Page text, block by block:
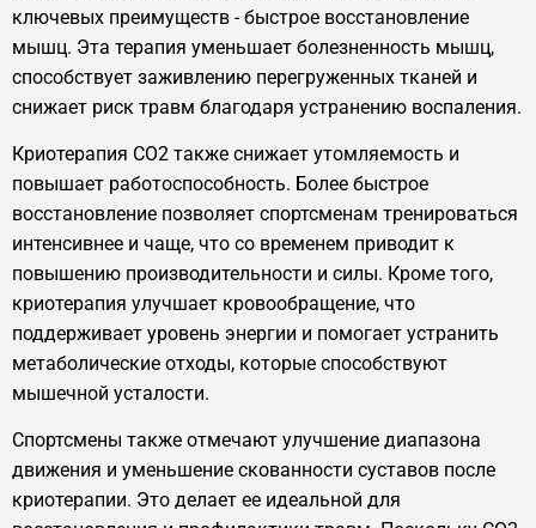
ключевых преимуществ - быстрое восстановление
мышц. Эта терапия уменьшает болезненность мышц,
способствует заживлению перегруженных тканей и
снижает риск травм благодаря устранению воспаления.
Криотерапия CO2 также снижает утомляемость и
повышает работоспособность. Более быстрое
восстановление позволяет спортсменам тренироваться
интенсивнее и чаще, что со временем приводит к
повышению производительности и силы. Кроме того,
криотерапия улучшает кровообращение, что
поддерживает уровень энергии и помогает устранить
метаболические отходы, которые способствуют
мышечной усталости.
Спортсмены также отмечают улучшение диапазона
движения и уменьшение скованности суставов после
криотерапии. Это делает ее идеальной для